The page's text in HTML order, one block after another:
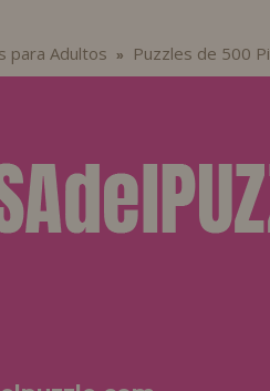
para Adultos » Puzzles de 500